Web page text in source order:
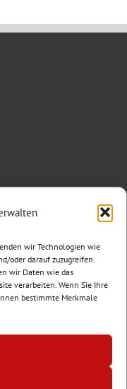
wir Technologien wie
oder darauf zuzugreifen.
wir Daten wie das
verarbeiten. Wenn Sie Ihre
bestimmte Merkmale